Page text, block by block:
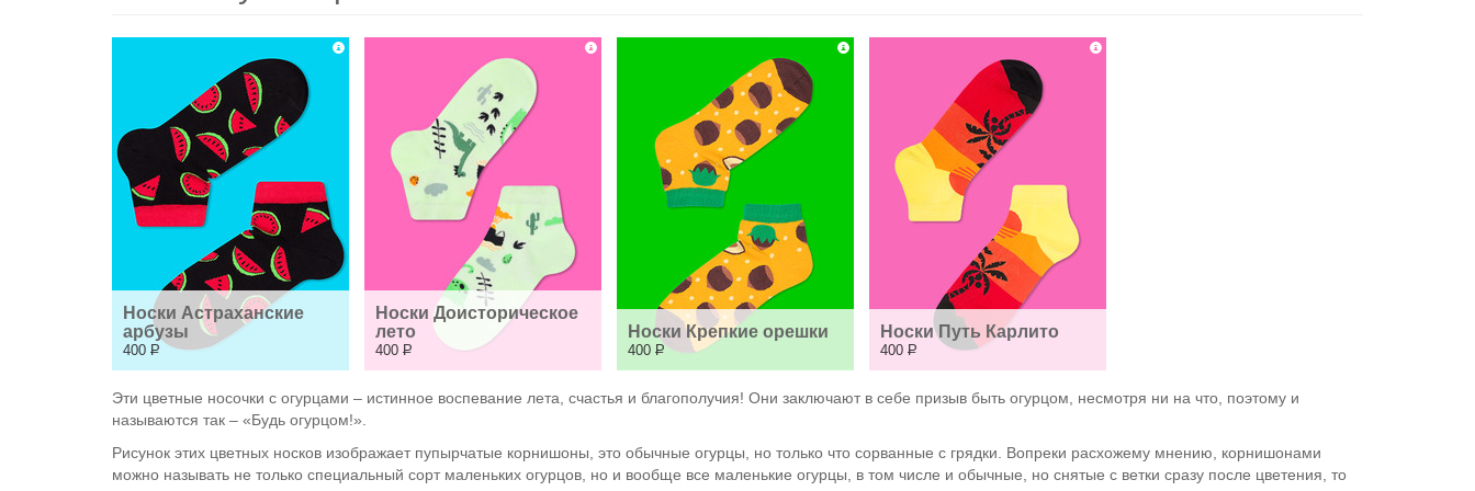
Носки Астраханские
арбузы
400 Р
Носки Доисторическое
лето
400 Р
Носки Крепкие орешки
400 Р
Носки Путь Карлито
400 Р
Эти цветные носочки с огурцами – истинное воспевание лета, счастья и благополучия! Они заключают в себе призыв быть огурцом, несмотря ни на что, поэтому и
называются так – «Будь огурцом!».
Рисунок этих цветных носков изображает пупырчатые корнишоны, это обычные огурцы, но только что сорванные с грядки. Вопреки расхожему мнению, корнишонами
можно называть не только специальный сорт маленьких огурцов, но и вообще все маленькие огурцы, в том числе и обычные, но снятые с ветки сразу после цветения, то